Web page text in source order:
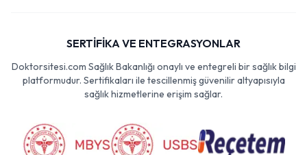
SERTİFİKA VE ENTEGRASYONLAR
Doktorsitesi.com Sağlık Bakanlığı onaylı ve entegreli bir sağlık bilgi
platformudur. Sertifikaları ile tescillenmiş güvenilir altyapısıyla
sağlık hizmetlerine erişim sağlar.